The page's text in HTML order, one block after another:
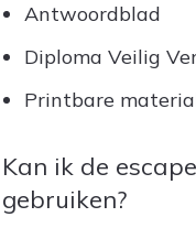
Antwoordblad
Diploma Veilig
Printbare
Kan ik de
gebruiken?